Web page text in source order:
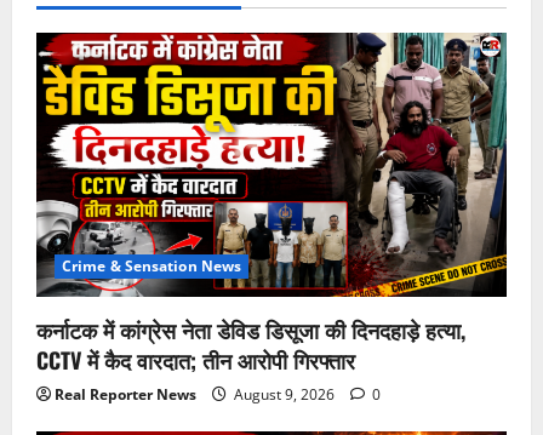
Crime & Sensation News
कर्नाटक में कांग्रेस नेता डेविड डिसूजा की दिनदहाड़े हत्या,
CCTV में कैद वारदात; तीन आरोपी गिरफ्तार
Real Reporter News August 9, 2026 0